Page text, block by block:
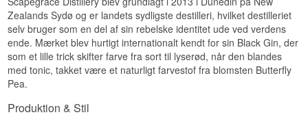
Specifikationer
Navn: Scapegrace Gavesæt Twinpack Premium
Dry Gin
Destilleri:Scapegrace
Region/Land: Central Otago, New Zealand
Zealands Sydø og er landets sydligste destilleri, hvilket destilleriet
selv bruger som en del af sin rebelske identitet ude ved verdens
ende. Mærket blev hurtigt internationalt kendt for sin Black Gin, der
som et lille trick skifter farve fra sort til lyserød, når den blandes
med tonic, takket være et naturligt farvestof fra blomsten Butterfly
Pea.
Produktion & Stil